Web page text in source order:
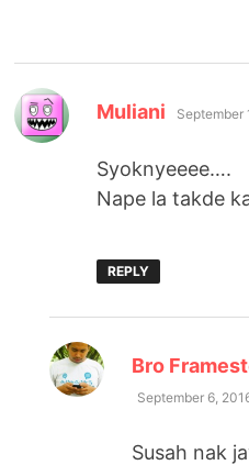
Muliani says:
September
Syoknyeeee….
Nape la takde
REPLY
Bro
September 6,
Susah nak